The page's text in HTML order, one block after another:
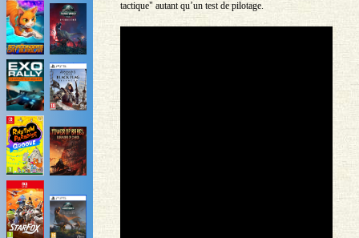
tactique" autant qu’un test de pilotage.